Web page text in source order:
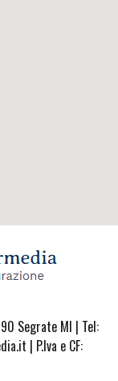
Segrate MI | Tel:
| P.Iva e CF: